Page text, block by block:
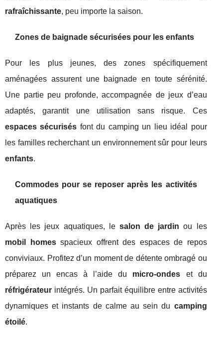
rafraîchissante, peu importe la saison.
Zones de baignade sécurisées pour les enfants
Pour les plus jeunes, des zones spécifiquement
aménagées assurent une baignade en toute sérénité.
Une partie peu profonde, accompagnée de jeux d’eau
adaptés, garantit une utilisation sans risque. Ces
espaces sécurisés font du camping un lieu idéal pour
les familles recherchant un environnement sûr pour leurs
enfants.
Commodes pour se reposer après les activités
aquatiques
Après les jeux aquatiques, le salon de jardin ou les
mobil homesspacieux offrent des espaces de repos
conviviaux. Profitez d’un moment de détente ombragé ou
préparez un encas à l’aide du micro-ondes et du
réfrigérateur intégrés. Un parfait équilibre entre activités
dynamiques et instants de calme au sein du camping
étoilé.